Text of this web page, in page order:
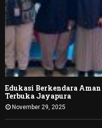
Edukasi Berkendara
Terbuka Jayapura
November 29, 2025